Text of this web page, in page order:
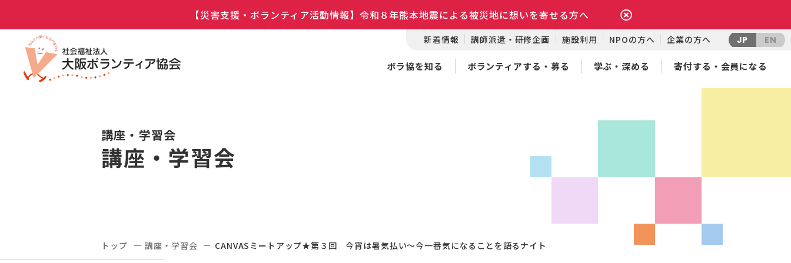
【災害支援・ボランティア活動情報】令和８年熊本地震による被災地に想いを寄せる方へ
新着情報 講師派遣・研修企画 施設利用 NPOの方へ 企業の方へ JP EN
ボラ協を知る ボランティアする・募る 学ぶ・深める 寄付する・会員になる
講座・学習会
講座・学習会
トップ 講座・学習会 CANVASミートアップ★第３回 今宵は暑気払い～今一番気になることを語るナイト